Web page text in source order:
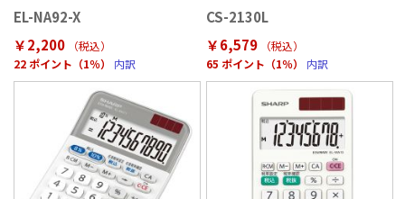
EL-NA92-X
￥2,200
（税込）
22 ポイント（1％）
内訳
CS-2130L
￥6,579
（税込）
65 ポイント（1％）
内訳